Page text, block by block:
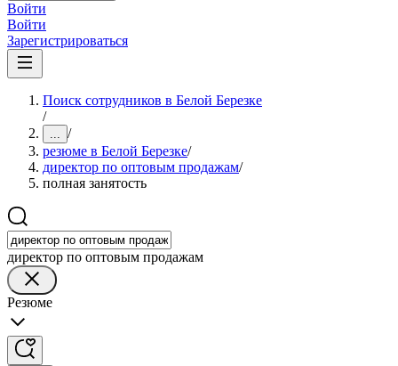
Войти
Войти
Зарегистрироваться
Поиск сотрудников в Белой Березке
/
... /
резюме в Белой Березке/
директор по оптовым продажам/
полная занятость
директор по оптовым продажам
Резюме